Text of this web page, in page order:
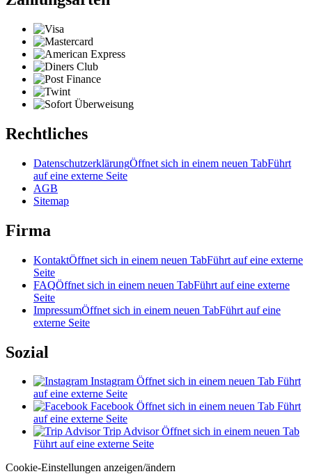
Rechtliches
DatenschutzerklärungÖffnet sich in einem neuen TabFührt
auf eine externe Seite
AGB
Sitemap
Firma
KontaktÖffnet sich in einem neuen TabFührt auf eine externe
Seite
FAQÖffnet sich in einem neuen TabFührt auf eine externe
Seite
ImpressumÖffnet sich in einem neuen TabFührt auf eine
externe Seite
Sozial
Instagram Öffnet sich in einem neuen Tab Führt
auf eine externe Seite
Facebook Öffnet sich in einem neuen Tab Führt
auf eine externe Seite
Trip Advisor Öffnet sich in einem neuen Tab
Führt auf eine externe Seite
Cookie-Einstellungen anzeigen/ändern